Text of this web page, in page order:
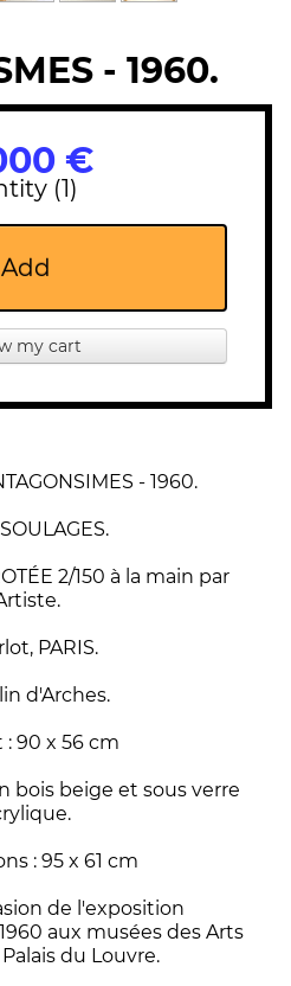
- 1960.
€
(1)
Add
my cart
- 1960.
2/150 à la main par
PARIS.
d'Arches.
: 90 x 56 cm
bois beige et sous verre
: 95 x 61 cm
de l'exposition
aux musées des Arts
du Louvre.